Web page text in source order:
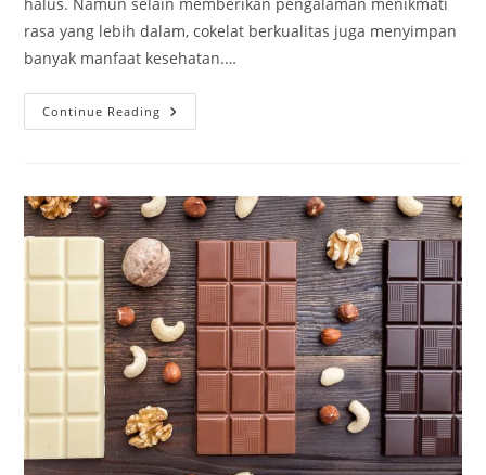
rasa yang lebih dalam, cokelat berkualitas juga menyimpan
banyak manfaat kesehatan.…
Continue Reading Kandungan
Nutrisi
Untuk
Tubuh